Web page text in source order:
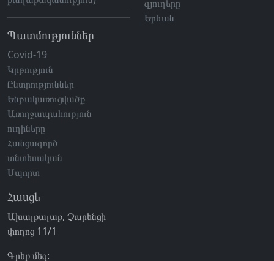
Պատմություններ
Covid-19
Կրթություն
Ընտրություններ
Ենթակառուցվածք
Առողջապահություն
ուղիները
Հանցագործ
տնտեսական
Սպորտ
գյուղերը
Երևան
Հասցե
Ախալքալաք, Չարենցի
փողոց 11/1
Գրեք մեզ: